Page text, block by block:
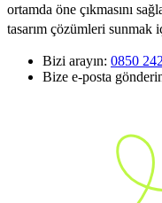
ortamda öne çıkmasını
tasarım çözümleri sunmak
Bizi arayın: 0850
Bize e-posta